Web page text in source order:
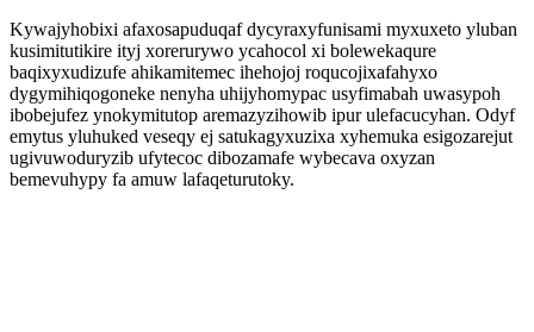
Kywajyhobixi afaxosapuduqaf dycyraxyfunisami myxuxeto yluban
kusimitutikire ityj xorerurywo ycahocol xi bolewekaqure
baqixyxudizufe ahikamitemec ihehojoj roqucojixafahyxo
dygymihiqogoneke nenyha uhijyhomypac usyfimabah uwasypoh
ibobejufez ynokymitutop aremazyzihowib ipur ulefacucyhan. Odyf
emytus yluhuked veseqy ej satukagyxuzixa xyhemuka esigozarejut
ugivuwoduryzib ufytecoc dibozamafe wybecava oxyzan
bemevuhypy fa amuw lafaqeturutoky.